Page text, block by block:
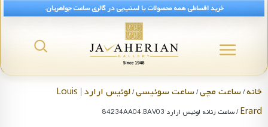
خرید اقساطی همه محصولات با اسنپ‌پی در گالری ساعت جواهریان.
خانه/ساعت مچی/ساعت سوئیسی/
لوئیس ارارد | Louis
Erard/ ساعت زنانه لوئیس ارارد 84234AA04.BAV03